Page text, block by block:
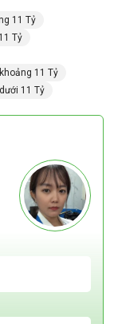
11 Tỷ
Tỷ
11 Tỷ
11 Tỷ